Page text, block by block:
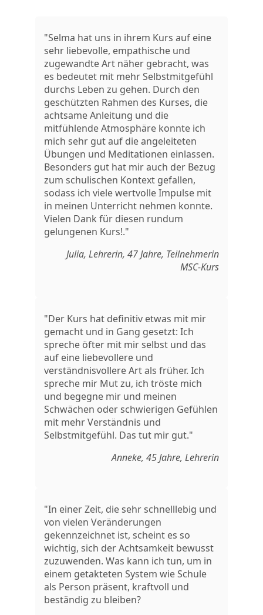
"Selma hat uns in ihrem Kurs auf eine
sehr liebevolle, empathische und
zugewandte Art näher gebracht, was
es bedeutet mit mehr Selbstmitgefühl
durchs Leben zu gehen. Durch den
geschützten Rahmen des Kurses, die
achtsame Anleitung und die
mitfühlende Atmosphäre konnte ich
mich sehr gut auf die angeleiteten
Übungen und Meditationen einlassen.
Besonders gut hat mir auch der Bezug
zum schulischen Kontext gefallen,
sodass ich viele wertvolle Impulse mit
in meinen Unterricht nehmen konnte.
Vielen Dank für diesen rundum
gelungenen Kurs!."
Julia, Lehrerin, 47 Jahre, Teilnehmerin
MSC-Kurs
"Der Kurs hat definitiv etwas mit mir
gemacht und in Gang gesetzt: Ich
spreche öfter mit mir selbst und das
auf eine liebevollere und
verständnisvollere Art als früher. Ich
spreche mir Mut zu, ich tröste mich
und begegne mir und meinen
Schwächen oder schwierigen Gefühlen
mit mehr Verständnis und
Selbstmitgefühl. Das tut mir gut."
Anneke, 45 Jahre, Lehrerin
"In einer Zeit, die sehr schnelllebig und
von vielen Veränderungen
gekennzeichnet ist, scheint es so
wichtig, sich der Achtsamkeit bewusst
zuzuwenden. Was kann ich tun, um in
einem getakteten System wie Schule
als Person präsent, kraftvoll und
beständig zu bleiben?